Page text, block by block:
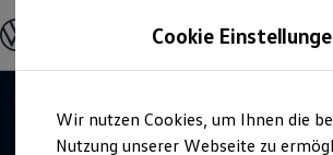
Hauptinhalt
springen
Footer
springen
Modelle & Konfigurator
Nutzfahrzeugkategorien
Modelle konfigurieren
Vorgängermodelle und Oldtimer
Vorgängermodelle
Cookie
Wir nutzen Cookies, um Ihnen die
Nutzung unserer Webseite zu